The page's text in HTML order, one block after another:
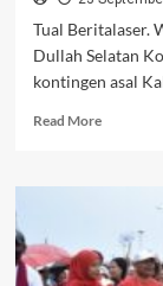
Tual Beritalaser.
Dullah Selatan
kontingen asal
Read MoreRead
Disambut
&